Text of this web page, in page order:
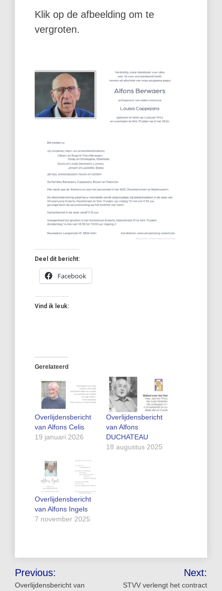
Klik op de afbeelding om te
vergroten.
Deel dit bericht:
Facebook
Vind ik leuk:
Gerelateerd
Overlijdensbericht
van Alfons Celis
19 januari 2026
Overlijdensbericht
van Alfons
DUCHATEAU
18 augustus 2025
Overlijdensbericht
van Alfons Ingels
7 november 2025
Bericht
Previous:
Overlijdensbericht van
Next:
STVV verlengt het contract